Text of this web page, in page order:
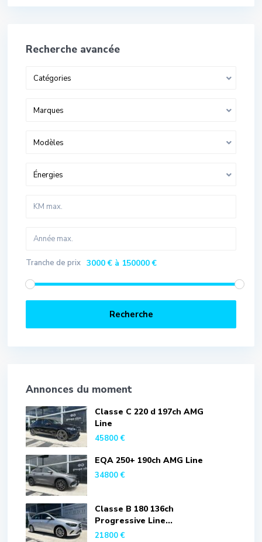
Recherche avancée
Catégories
Marques
Modèles
Énergies
Tranche de prix 3000 € à 150000 €
Recherche
Annonces du moment
Classe C 220 d 197ch AMG
Line
45800 €
EQA 250+ 190ch AMG Line
34800 €
Classe B 180 136ch
Progressive Line...
21800 €